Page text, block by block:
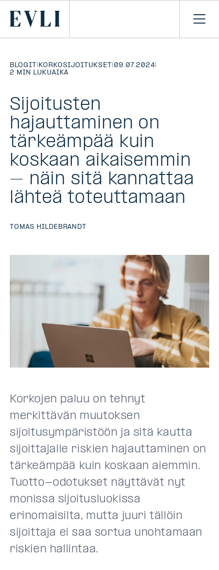
Primary
Avaa
BLOGIT | KORKOSIJOITUKSET |09.07.2024|
2 MIN LUKUAIKA
Sijoitusten
hajauttaminen on
tärkeämpää kuin
koskaan aikaisemmin
– näin sitä kannattaa
lähteä toteuttamaan
TOMAS HILDEBRANDT
Korkojen paluu on tehnyt
merkittävän muutoksen
sijoitusympäristöön ja sitä kautta
sijoittajalle riskien hajauttaminen on
tärkeämpää kuin koskaan aiemmin.
Tuotto-odotukset näyttävät nyt
monissa sijoitusluokissa
erinomaisilta, mutta juuri tällöin
sijoittaja ei saa sortua unohtamaan
riskien hallintaa.